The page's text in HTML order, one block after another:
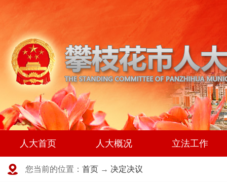
人大首页 人大概况 立法工作
您当前的位置： 首页 → 决定决议